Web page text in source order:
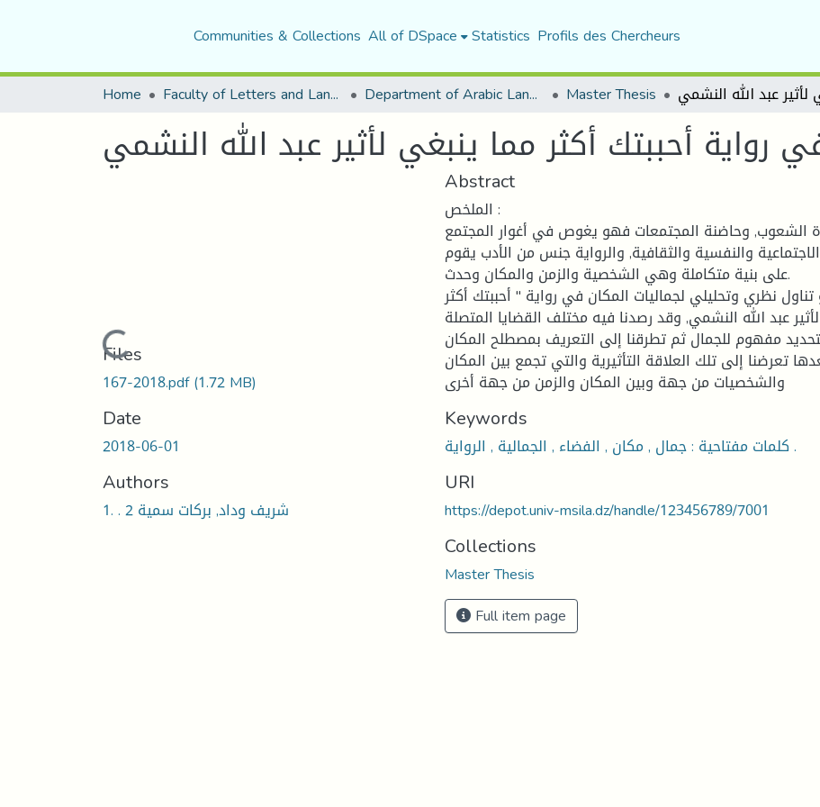
Communities & Collections All of DSpace Statistics Profils des Chercheurs
Home Faculty of Letters and Languages Department of Arabic Language and Literature Master Thesis
رواية أحببتك أكثر مما ينبغي لأثير عبد الله النشمي
Loading...
Files
167-2018.pdf(1.72 MB)
Date
2018-06-01
Authors
1. . شريف وداد, بركات سمية 2
Abstract
الملخص :
الشعوب, وحاضنة المجتمعات فهو يغوص في أغوار المجتمع
والنفسية والثقافية, والرواية جنس من الأدب يقوم
على بنية متكاملة وهي الشخصية والزمن والمكان وحدث.
نظري وتحليلي لجماليات المكان في رواية " أحببتك أكثر
عبد الله النشمي, وقد رصدنا فيه مختلف القضايا المتصلة
مفهوم للجمال ثم تطرقنا إلى التعريف بمصطلح المكان
تعرضنا إلى تلك العلاقة التأثيرية والتي تجمع بين المكان
والشخصيات من جهة وبين المكان والزمن من جهة أخرى
Keywords
كلمات مفتاحية : جمال , مكان , الفضاء , الجمالية , الرواية .
URI
https://depot.univ-msila.dz/handle/123456789/7001
Collections
Master Thesis
Full item page